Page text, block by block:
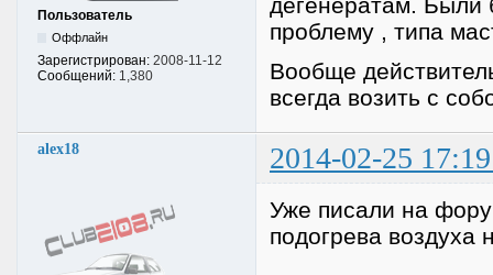
Пользователь
Оффлайн
Зарегистрирован: 2008-11-12
Сообщений: 1,380
дегенератам.
проблему , типа
Вообще
всегда возить с
alex18 2014-02-25
Уже писали на
подогрева воздуха